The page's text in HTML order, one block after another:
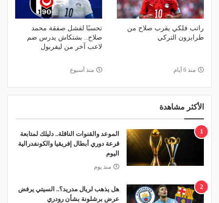
راتب فلكي يقرب صلاح من
طرابزون التركي
منذ 6 أيام
تحسبًا لفشل صفقة محمد
صلاح.. بشتكاش يدرس ضم
لاعب آخر من ليفربول
منذ أسبوع
الأكثر مشاهدة
1
الموعد والقنوات الناقلة.. دليلك لمتابعة
قرعة دوري أبطال إفريقيا والكونفدرالية
اليوم
منذ يوم
2
هل يذهب لريال مدريد؟.. السيتي يرفض
عرض برشلونة بشأن رودري